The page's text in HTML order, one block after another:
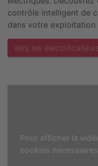
contrôle intelligent de
dans votre exploitation
Vers les
Pour afficher la
cookies